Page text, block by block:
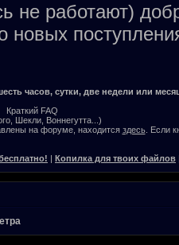
не работают)
часов, сутки, две недели или
Краткий FAQ
Шекли, Воннегутта...)
на форуме, находится здесь. Если
Копилка для твоих файлов